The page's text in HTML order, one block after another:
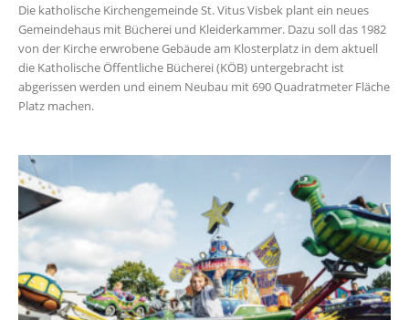
Die katholische Kirchengemeinde St. Vitus Visbek plant ein neues
Gemeindehaus mit Bücherei und Kleiderkammer. Dazu soll das 1982
von der Kirche erwrobene Gebäude am Klosterplatz in dem aktuell
die Katholische Öffentliche Bücherei (KÖB) untergebracht ist
abgerissen werden und einem Neubau mit 690 Quadratmeter Fläche
Platz machen.